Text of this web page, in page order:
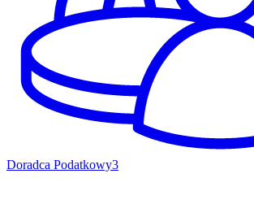
Doradca Podatkowy3